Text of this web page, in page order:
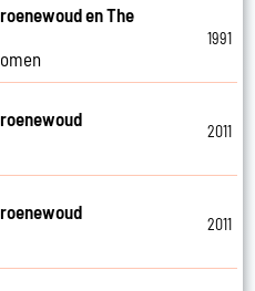
en The
1991
2011
2011